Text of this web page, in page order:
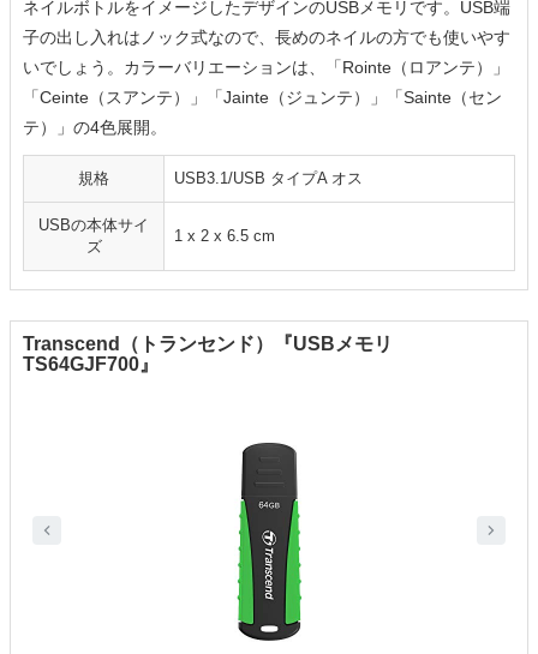
ネイルボトルをイメージしたデザインのUSBメモリです。USB端
子の出し入れはノック式なので、長めのネイルの方でも使いやす
いでしょう。カラーバリエーションは、「Rointe（ロアンテ）」
「Ceinte（スアンテ）」「Jainte（ジュンテ）」「Sainte（セン
テ）」の4色展開。
規格 USB3.1/USB タイプA オス
USBの本体サイ
ズ
‎1 x 2 x 6.5 cm
Transcend（トランセンド）『USBメモリ
TS64GJF700』